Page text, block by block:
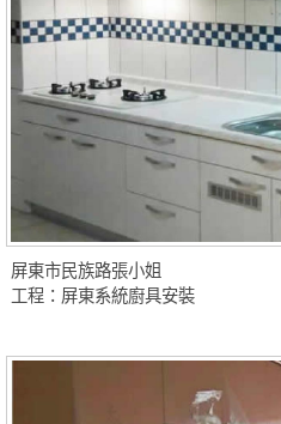
屏東市民族路張小姐
工程：屏東系統廚具安裝